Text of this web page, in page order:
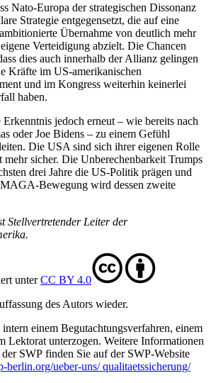
Nato-Europa der strategischen Dissonanz
Strategie entgegensetzt, die auf eine
Übernahme von deutlich mehr
Verteidigung abzielt. Die Chancen
dies auch innerhalb der Allianz gelingen
Kräfte im US-amerikanischen
und im Kongress weiterhin keinerlei
haben.
jedoch erneut – wie bereits nach
oder Joe Bidens – zu einem Gefühl
Die USA sind sich ihrer eigenen Rolle
sicher. Die Un­berechenbarkeit Trumps
drei Jahre die US-Politik prägen und
Bewegung wird dessen zweite
Stellvertretender Leiter der
unterCC BY 4.0
des Autors wieder.
einem Begutachtungsverfah­ren, einem
Lektorat unterzogen. Weitere Informationen
SWP finden Sie auf der SWP-Website
berlin.org/ueber-uns/ qualitaetssicherung/